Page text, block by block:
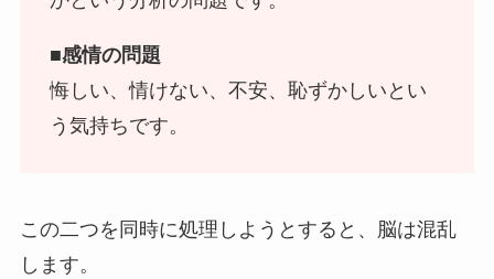
■感情の問題
悔しい、情けない、不安、恥ずかしいとい
う気持ちです。
この二つを同時に処理しようとすると、脳は混乱
します。